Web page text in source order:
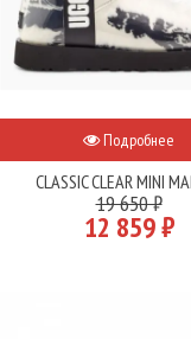
Подробнее
CLASSIC CLEAR MINI
19 650 ₽
12 859 ₽